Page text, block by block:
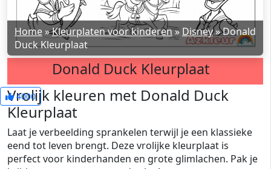
Home »Kleurplaten voor kinderen» Disney»Donald
Duck Kleurplaat
Donald Duck Kleurplaat
4000
Vrolijk kleuren met Donald Duck
Kleurplaat
Laat je verbeelding sprankelen terwijl je een klassieke
eend tot leven brengt. Deze vrolijke kleurplaat is
perfect voor kinderhanden en grote glimlachen. Pak je